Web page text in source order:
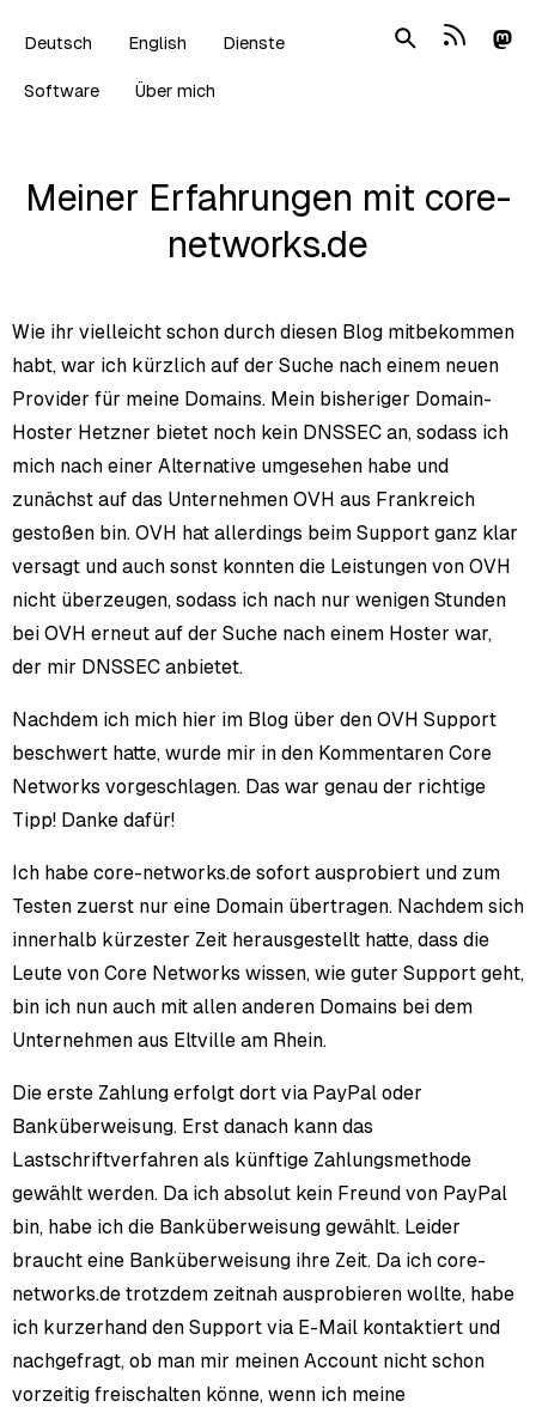
Deutsch English Dienste
Software Über mich
Meiner Erfahrungen mit core-
networks.de
Wie ihr vielleicht schon durch diesen Blog mitbekommen
habt, war ich kürzlich auf der Suche nach einem neuen
Provider für meine Domains. Mein bisheriger Domain-
Hoster Hetzner bietet noch kein DNSSEC an, sodass ich
mich nach einer Alternative umgesehen habe und
zunächst auf das Unternehmen OVH aus Frankreich
gestoßen bin. OVH hat allerdings beim Support ganz klar
versagt und auch sonst konnten die Leistungen von OVH
nicht überzeugen, sodass ich nach nur wenigen Stunden
bei OVH erneut auf der Suche nach einem Hoster war,
der mir DNSSEC anbietet.
Nachdem ich mich hier im Blog über den OVH Support
beschwert hatte, wurde mir in den Kommentaren Core
Networks vorgeschlagen. Das war genau der richtige
Tipp! Danke dafür!
Ich habe core-networks.de sofort ausprobiert und zum
Testen zuerst nur eine Domain übertragen. Nachdem sich
innerhalb kürzester Zeit herausgestellt hatte, dass die
Leute von Core Networks wissen, wie guter Support geht,
bin ich nun auch mit allen anderen Domains bei dem
Unternehmen aus Eltville am Rhein.
Die erste Zahlung erfolgt dort via PayPal oder
Banküberweisung. Erst danach kann das
Lastschriftverfahren als künftige Zahlungsmethode
gewählt werden. Da ich absolut kein Freund von PayPal
bin, habe ich die Banküberweisung gewählt. Leider
braucht eine Banküberweisung ihre Zeit. Da ich core-
networks.de trotzdem zeitnah ausprobieren wollte, habe
ich kurzerhand den Support via E-Mail kontaktiert und
nachgefragt, ob man mir meinen Account nicht schon
vorzeitig freischalten könne, wenn ich meine